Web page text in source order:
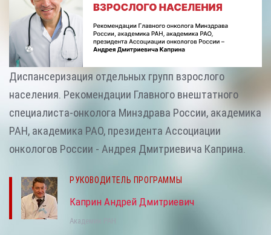
Диспансеризация отдельных групп взрослого
населения. Рекомендации Главного внештатного
специалиста-онколога Минздрава России, академика
РАН, академика РАО, президента Ассоциации
онкологов России - Андрея Дмитриевича Каприна.
РУКОВОДИТЕЛЬ ПРОГРАММЫ
Каприн Андрей Дмитриевич
Академик РАН